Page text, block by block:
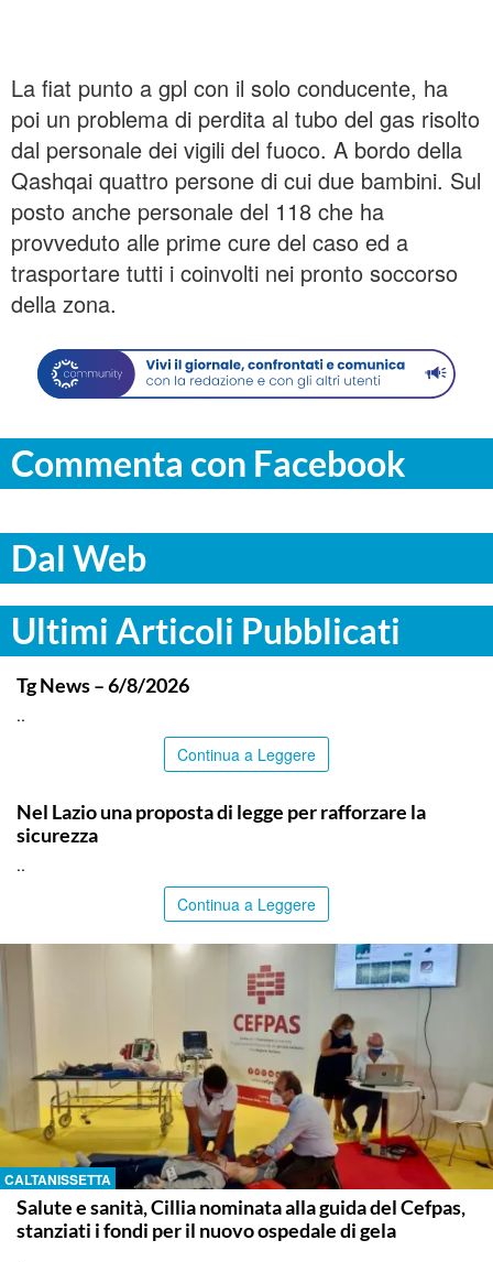
La fiat punto a gpl con il solo conducente, ha
poi un problema di perdita al tubo del gas risolto
dal personale dei vigili del fuoco. A bordo della
Qashqai quattro persone di cui due bambini. Sul
posto anche personale del 118 che ha
provveduto alle prime cure del caso ed a
trasportare tutti i coinvolti nei pronto soccorso
della zona.
Commenta con Facebook
Dal Web
Ultimi Articoli Pubblicati
ITALPRESS
Tg News – 6/8/2026
..
Continua a Leggere
Nel Lazio una proposta di legge per rafforzare la
sicurezza
..
Continua a Leggere
CALTANISSETTA
Salute e sanità, Cillia nominata alla guida del Cefpas,
stanziati i fondi per il nuovo ospedale di gela